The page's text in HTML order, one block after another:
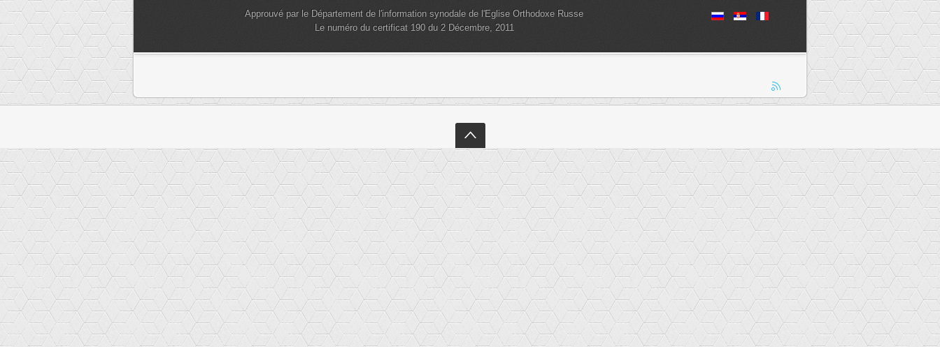
Approuvé par le Département de l'information synodale de l'Eglise Orthodoxe Russe
Le numéro du certificat 190 du 2 Décembre, 2011